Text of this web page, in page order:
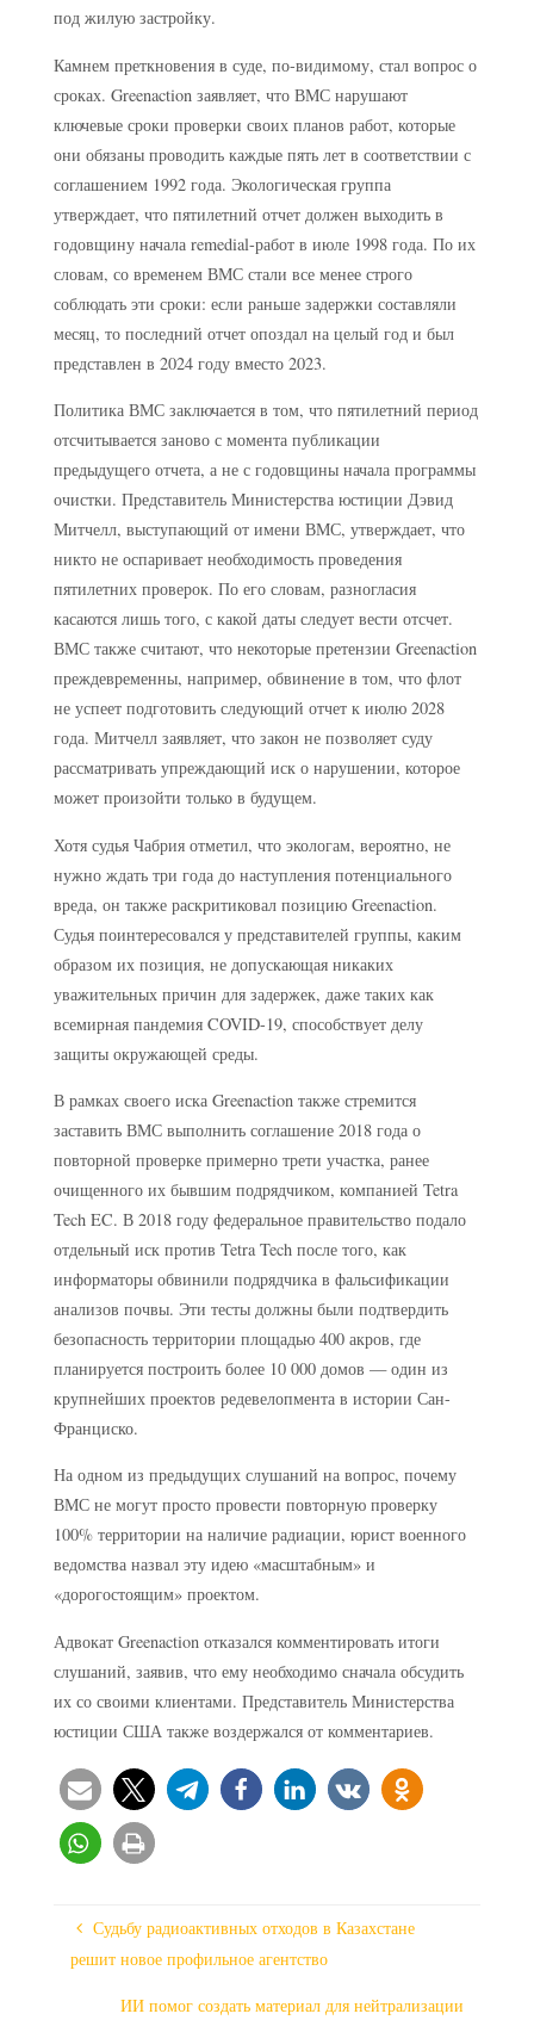
под жилую застройку.
Камнем преткновения в суде, по-видимому, стал вопрос о
сроках. Greenaction заявляет, что ВМС нарушают
ключевые сроки проверки своих планов работ, которые
они обязаны проводить каждые пять лет в соответствии с
соглашением 1992 года. Экологическая группа
утверждает, что пятилетний отчет должен выходить в
годовщину начала remedial-работ в июле 1998 года. По их
словам, со временем ВМС стали все менее строго
соблюдать эти сроки: если раньше задержки составляли
месяц, то последний отчет опоздал на целый год и был
представлен в 2024 году вместо 2023.
Политика ВМС заключается в том, что пятилетний период
отсчитывается заново с момента публикации
предыдущего отчета, а не с годовщины начала программы
очистки. Представитель Министерства юстиции Дэвид
Митчелл, выступающий от имени ВМС, утверждает, что
никто не оспаривает необходимость проведения
пятилетних проверок. По его словам, разногласия
касаются лишь того, с какой даты следует вести отсчет.
ВМС также считают, что некоторые претензии Greenaction
преждевременны, например, обвинение в том, что флот
не успеет подготовить следующий отчет к июлю 2028
года. Митчелл заявляет, что закон не позволяет суду
рассматривать упреждающий иск о нарушении, которое
может произойти только в будущем.
Хотя судья Чабрия отметил, что экологам, вероятно, не
нужно ждать три года до наступления потенциального
вреда, он также раскритиковал позицию Greenaction.
Судья поинтересовался у представителей группы, каким
образом их позиция, не допускающая никаких
уважительных причин для задержек, даже таких как
всемирная пандемия COVID-19, способствует делу
защиты окружающей среды.
В рамках своего иска Greenaction также стремится
заставить ВМС выполнить соглашение 2018 года о
повторной проверке примерно трети участка, ранее
очищенного их бывшим подрядчиком, компанией Tetra
Tech EC. В 2018 году федеральное правительство подало
отдельный иск против Tetra Tech после того, как
информаторы обвинили подрядчика в фальсификации
анализов почвы. Эти тесты должны были подтвердить
безопасность территории площадью 400 акров, где
планируется построить более 10 000 домов — один из
крупнейших проектов редевелопмента в истории Сан-
Франциско.
На одном из предыдущих слушаний на вопрос, почему
ВМС не могут просто провести повторную проверку
100% территории на наличие радиации, юрист военного
ведомства назвал эту идею «масштабным» и
«дорогостоящим» проектом.
Адвокат Greenaction отказался комментировать итоги
слушаний, заявив, что ему необходимо сначала обсудить
их со своими клиентами. Представитель Министерства
юстиции США также воздержался от комментариев.
Судьбу радиоактивных отходов в Казахстане
решит новое профильное агентство
ИИ помог создать материал для нейтрализации